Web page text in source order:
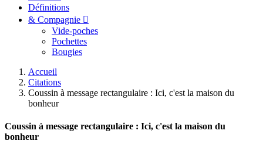
Définitions
& Compagnie
Vide-poches
Pochettes
Bougies
Accueil
Citations
Coussin à message rectangulaire : Ici, c'est la maison du
bonheur
Coussin à message rectangulaire : Ici, c'est la maison du
bonheur